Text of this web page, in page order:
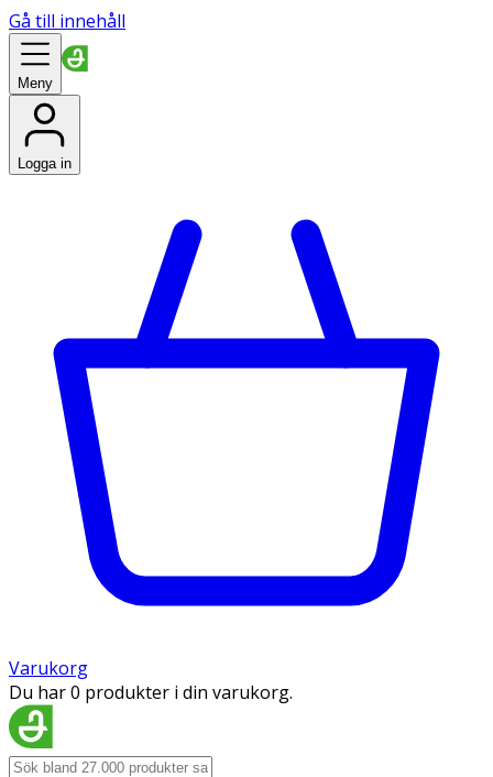
Gå till innehåll
Meny
Logga in
Varukorg
Du har 0 produkter i din varukorg.